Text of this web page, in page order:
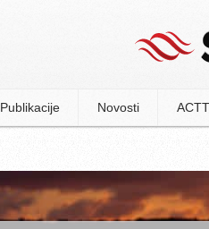
Publikacije Novosti